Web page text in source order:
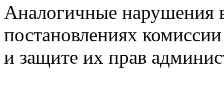
Аналогичные нарушения
постановлениях
и защите их прав